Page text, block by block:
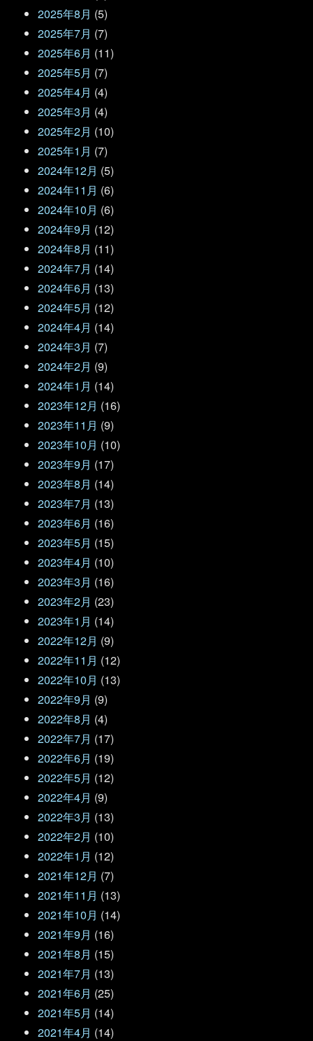
2025年8月 (5)
2025年7月 (7)
2025年6月 (11)
2025年5月 (7)
2025年4月 (4)
2025年3月 (4)
2025年2月 (10)
2025年1月 (7)
2024年12月 (5)
2024年11月 (6)
2024年10月 (6)
2024年9月 (12)
2024年8月 (11)
2024年7月 (14)
2024年6月 (13)
2024年5月 (12)
2024年4月 (14)
2024年3月 (7)
2024年2月 (9)
2024年1月 (14)
2023年12月 (16)
2023年11月 (9)
2023年10月 (10)
2023年9月 (17)
2023年8月 (14)
2023年7月 (13)
2023年6月 (16)
2023年5月 (15)
2023年4月 (10)
2023年3月 (16)
2023年2月 (23)
2023年1月 (14)
2022年12月 (9)
2022年11月 (12)
2022年10月 (13)
2022年9月 (9)
2022年8月 (4)
2022年7月 (17)
2022年6月 (19)
2022年5月 (12)
2022年4月 (9)
2022年3月 (13)
2022年2月 (10)
2022年1月 (12)
2021年12月 (7)
2021年11月 (13)
2021年10月 (14)
2021年9月 (16)
2021年8月 (15)
2021年7月 (13)
2021年6月 (25)
2021年5月 (14)
2021年4月 (14)